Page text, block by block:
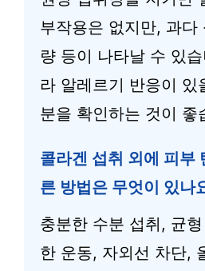
부작용은 없지만, 과다
량 등이 나타날 수 있
라 알레르기 반응이 있
분을 확인하는 것이 좋
콜라겐 섭취 외에 피부
른 방법은 무엇이 있나
충분한 수분 섭취, 균
한 운동, 자외선 차단,